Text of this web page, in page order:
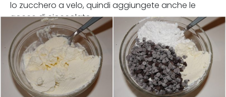
lo zucchero a velo, quindi aggiungete anche le
gocce di cioccolato.